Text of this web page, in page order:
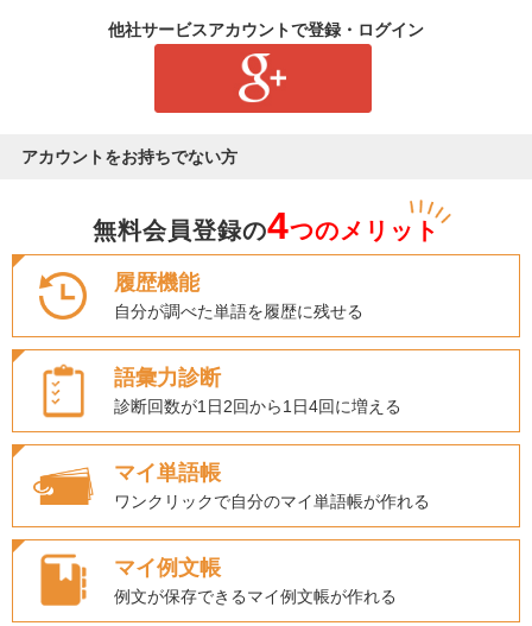
他社サービスアカウントで登録・ログイン
アカウントをお持ちでない方
無料会員登録の4つのメリット
履歴機能
自分が調べた単語を履歴に残せる
語彙力診断
診断回数が1日2回から1日4回に増える
マイ単語帳
ワンクリックで自分のマイ単語帳が作れる
マイ例文帳
例文が保存できるマイ例文帳が作れる